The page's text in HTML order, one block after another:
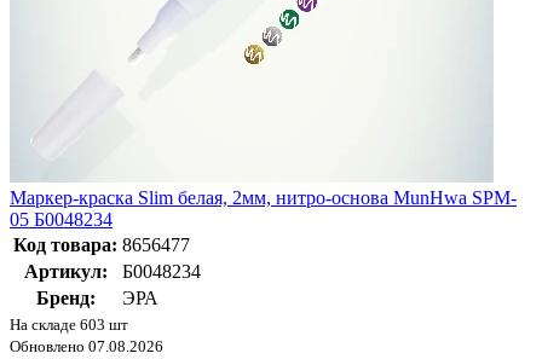
Маркер-краска Slim белая, 2мм, нитро-основа MunHwa SPM-
05 Б0048234
Код товара: 8656477
Артикул:
Б0048234
Бренд:
ЭРА
На складе 603 шт
Обновлено 07.08.2026